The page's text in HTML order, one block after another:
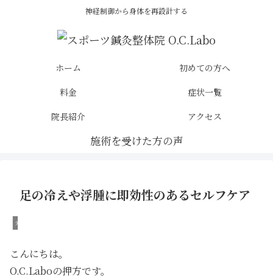
神経制御から身体を再設計する
ホーム
初めての方へ
料金
症状一覧
院長紹介
アクセス
足の冷えや浮腫に即効性のあるセルフケア
未分類
こんにちは。
O.C.Laboの押方です。